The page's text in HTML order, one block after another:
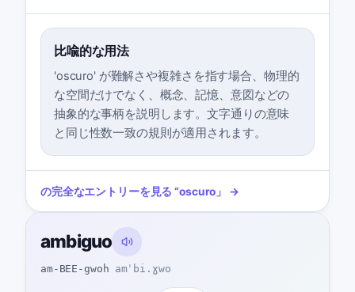
比喩的な用法
'oscuro' が難解さや複雑さを指す場合、物理的
な空間だけでなく、概念、記憶、意図などの
抽象的な事柄を説明します。文字通りの意味
と同じ性数一致の規則が適用されます。
の完全なエントリーを見る “oscuro 」 →
ambiguo
am-BEE-gwoh amˈbi.ɣwo